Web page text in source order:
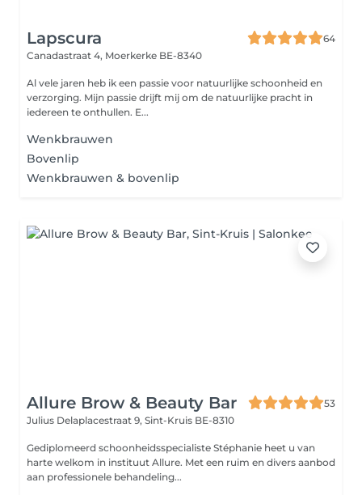
Lapscura
64
Canadastraat 4, Moerkerke BE-8340
Al vele jaren heb ik een passie voor natuurlijke schoonheid en
verzorging. Mijn passie drijft mij om de natuurlijke pracht in
iedereen te onthullen. E...
Wenkbrauwen
Bovenlip
Wenkbrauwen & bovenlip
Allure Brow & Beauty Bar
53
Julius Delaplacestraat 9, Sint-Kruis BE-8310
Gediplomeerd schoonheidsspecialiste Stéphanie heet u van
harte welkom in instituut Allure. Met een ruim en divers aanbod
aan professionele behandeling...